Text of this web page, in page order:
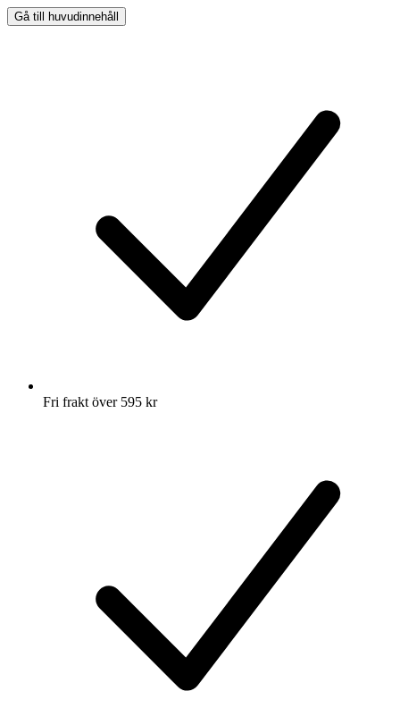
Gå till huvudinnehåll
Fri frakt över 595 kr